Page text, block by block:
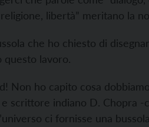
libertà” meritano la
che ho chiesto di
questo lavoro.
Non ho capito cosa
scrittore indiano D. Chopra -
ci fornisse una